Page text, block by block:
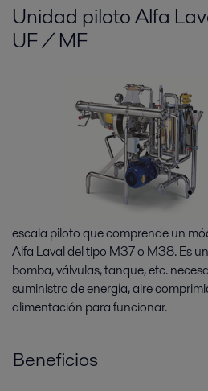
Unidad piloto Alfa
UF / MF
escala piloto que comprende un
Alfa Laval del tipo M37 o M38. Es
bomba, válvulas, tanque, etc.
suministro de energía, aire
alimentación para funcionar.
Beneficios